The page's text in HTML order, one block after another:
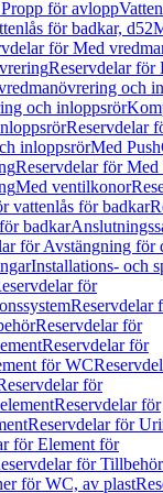
för avlopp
för badkar, d52
för Med
Reservdelar för
och
och inloppsrör
Reservdelar
inloppsrörMed
Reservdelar för Med
Med ventilkonor
vattenlås för badkar
badkar
för Avstängning för
Installations- och
för
Reservdelar
Reservdelar för
Reservdelar för
för WC
för
Reservdelar för
Reservdelar för
för Element för
för Tillbehör
för WC, av plast